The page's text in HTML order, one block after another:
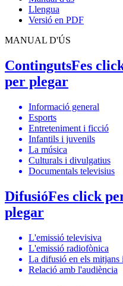
Llengua
Versió en PDF
MANUAL D'ÚS
ContingutsFes
per plegar
Informació general
Esports
Entreteniment i ficció
Infantils i juvenils
La música
Culturals i divulgatius
Documentals televisius
DifusióFes click
plegar
L'emissió televisiva
L'emissió radiofònica
La difusió en els mitjans
Relació amb l'audiència